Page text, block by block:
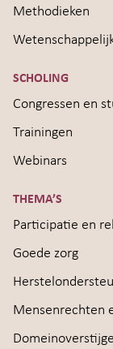
Methodieken
SCHOLING
Congressen en
Trainingen
Webinars
THEMA’S
Participatie en
Goede zorg
Mensenrechten